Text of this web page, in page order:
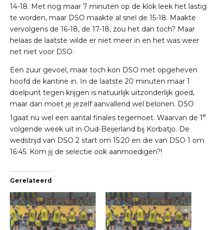
14-18. Met nog maar 7 minuten op de klok leek het lastig
te worden, maar DSO maakte al snel de 15-18. Maakte
vervolgens de 16-18, de 17-18, zou het dan toch? Maar
helaas de laatste wilde er niet meer in en het was weer
net niet voor DSO.
Een zuur gevoel, maar toch kon DSO met opgeheven
hoofd de kantine in. In de laatste 20 minuten maar 1
doelpunt tegen krijgen is natuurlijk uitzonderlijk goed,
maar dan moet je jezelf aanvallend wel belonen. DSO
1gaat nu wel een aantal finales tegemoet. Waarvan de 1e
volgende week uit in Oud-Beijerland bij Korbatjo. De
wedstrijd van DSO 2 start om 15:20 en die van DSO 1 om
16:45. Kom jij de selectie ook aanmoedigen?!
Gerelateerd